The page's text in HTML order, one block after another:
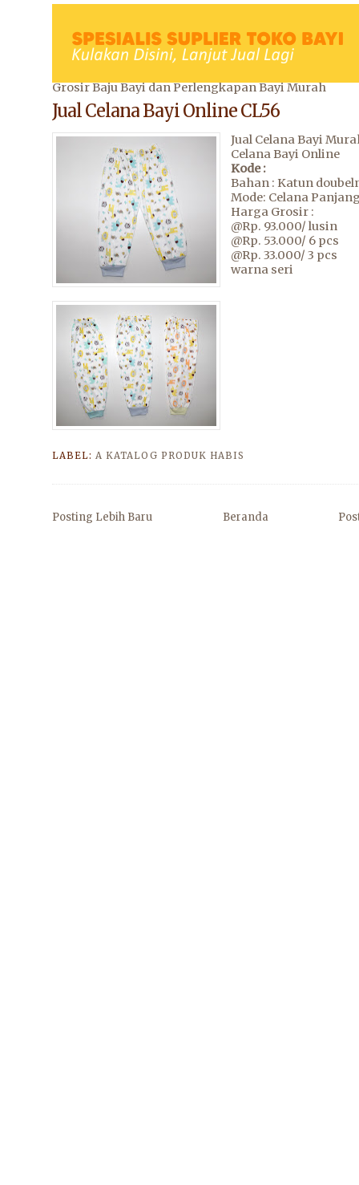
Grosir Baju Bayi dan Perlengkapan Bayi Murah
Jual Celana Bayi Online CL56
Jual Celana Bayi
Celana Bayi Online
Kode :
Bahan : Katun
Mode: Celana
Harga Grosir :
@Rp. 93.000/ lusin
@Rp. 53.000/ 6 pcs
@Rp. 33.000/ 3 pcs
warna seri
LABEL:A KATALOG PRODUK HABIS
Posting Lebih Baru Beranda